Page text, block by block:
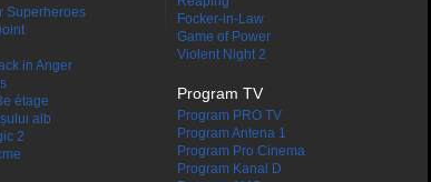
Superheroes
in Anger
étage
alb
2
Focker-in-Law
Game of Power
Violent Night 2
Program TV
Program PRO TV
Program Antena 1
Program Pro Cinema
Program Kanal D